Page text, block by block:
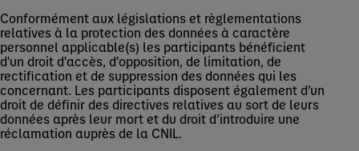
Conformément aux législations et règlementations
relatives à la protection des données à caractère
personnel applicable(s) les participants bénéficient
d'un droit d'accès, d'opposition, de limitation, de
rectification et de suppression des données qui les
concernant. Les participants disposent également d’un
droit de définir des directives relatives au sort de leurs
données après leur mort et du droit d’introduire une
réclamation auprès de la CNIL.